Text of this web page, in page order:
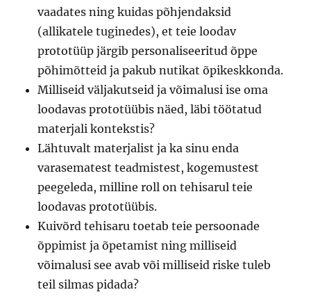
vaadates ning kuidas põhjendaksid
(allikatele tuginedes), et teie loodav
prototüüp järgib personaliseeritud õppe
põhimõtteid ja pakub nutikat õpikeskkonda.
Milliseid väljakutseid ja võimalusi ise oma
loodavas prototüübis näed, läbi töötatud
materjali kontekstis?
Lähtuvalt materjalist ja ka sinu enda
varasematest teadmistest, kogemustest
peegeleda, milline roll on tehisarul teie
loodavas prototüübis.
Kuivõrd tehisaru toetab teie persoonade
õppimist ja õpetamist ning milliseid
võimalusi see avab või milliseid riske tuleb
teil silmas pidada?